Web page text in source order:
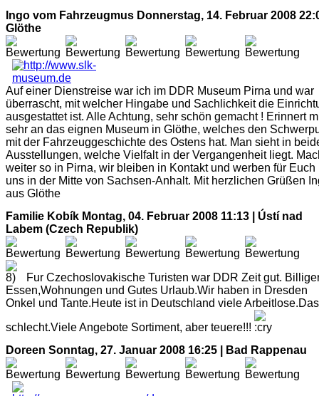
Ingo vom Fahrzeugmus Donnerstag, 14. Februar 2008
Glöthe
Auf einer Dienstreise war ich im DDR Museum Pirna und war
überrascht, mit welcher Hingabe und Sachlichkeit die
ausgestattet ist. Alle Achtung, sehr schön gemacht ! Erinnert
sehr an das eignen Museum in Glöthe, welches den
mit der Fahrzeuggeschichte des Ostens hat. Man sieht in
Ausstellungen, welche Vielfalt in der Vergangenheit liegt.
weiter so in Pirna, wir bleiben in Kontakt und werben für Euch
uns in der Mitte von Sachsen-Anhalt. Mit herzlichen Grüßen
aus Glöthe
Familie Kobík Montag, 04. Februar 2008 11:13 | Ústí nad
Labem (Czech Republik)
Fur Czechoslovakische Turisten war DDR Zeit gut.
Essen,Wohnungen und Gutes Urlaub.Wir haben in Dresden
Onkel und Tante.Heute ist in Deutschland viele
schlecht.Viele Angebote Sortiment, aber teuere!!!
Doreen Sonntag, 27. Januar 2008 16:25 | Bad Rappenau